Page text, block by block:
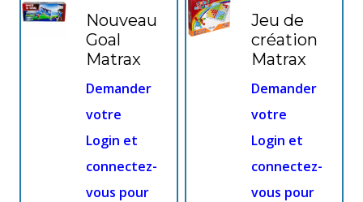
Nouveau
Goal
Matrax
Demander
votre
Login et
connectez-
vous pour
Jeu de
création
Matrax
Demander
votre
Login et
connectez-
vous pour